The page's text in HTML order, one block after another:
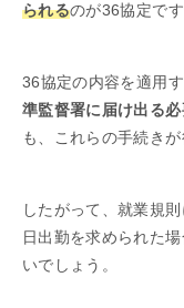
られるのが36協定です
36協定の内容を適用
準監督署に届け出る
も、これらの手続き
したがって、就業規
日出勤を求められた
いでしょう。